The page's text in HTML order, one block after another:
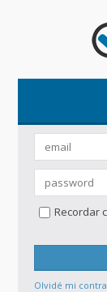
Recordar
Olvidé mi